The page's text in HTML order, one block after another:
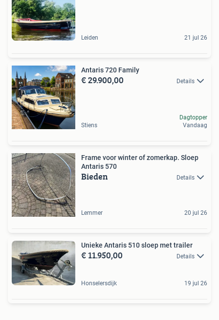
Leiden 21 jul 26
Antaris 720 Family
€ 29.900,00 Details
Stiens
Dagtopper
Vandaag
Frame voor winter of zomerkap. Sloep
Antaris 570
Bieden Details
Lemmer 20 jul 26
Unieke Antaris 510 sloep met trailer
€ 11.950,00 Details
Honselersdijk 19 jul 26